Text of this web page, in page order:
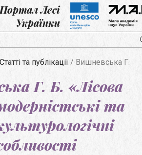
Портал Лесі
Українки
Статті та публікації / Вишневська Г. Б.
Г. Б. «Лісова
та